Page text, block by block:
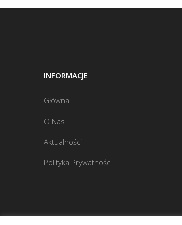
INFORMACJE
Główna
O Nas
Aktualności
Polityka Prywatności